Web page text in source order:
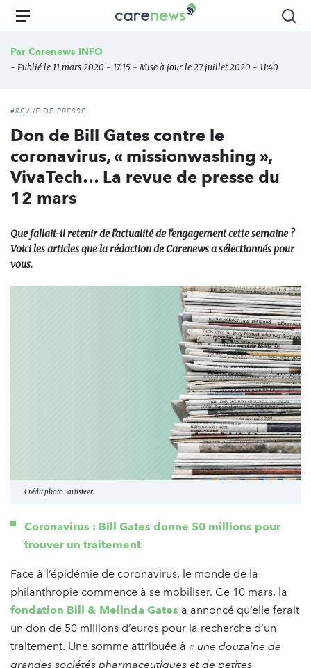
Aller
principal
Carenews,
des
Menu
Par Carenews INFO
- Publié le 11 mars 2020 - 17:15 - Mise à jour le 27 juillet 2020 - 11:40
#REVUE DE PRESSE
Don de Bill Gates contre le
coronavirus, « missionwashing »,
VivaTech… La revue de presse du
12 mars
Que fallait-il retenir de l'actualité de l'engagement cette semaine ?
Voici les articles que la rédaction de Carenews a sélectionnés pour
vous.
Crédit photo : artisteer.
Coronavirus : Bill Gates donne 50 millions pour
trouver un traitement
Face à l’épidémie de coronavirus, le monde de la
philanthropie commence à se mobiliser. Ce 10 mars, la
fondation Bill & Melinda Gates a annoncé qu’elle ferait
un don de 50 millions d’euros pour la recherche d’un
traitement. Une somme attribuée à « une douzaine de
grandes sociétés pharmaceutiques et de petites